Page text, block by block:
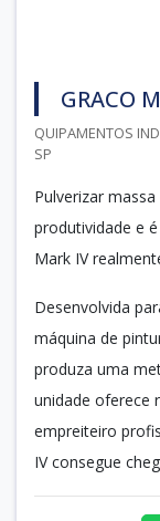
GRACO
QUIPAMENTOS
SP
Pulverizar
produtividade e
Mark IV
Desenvolvida
máquina de
produza uma
unidade oferece
empreiteiro
IV consegue